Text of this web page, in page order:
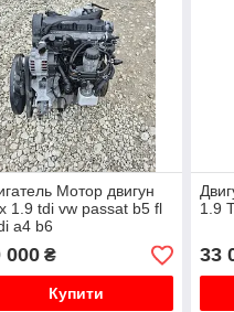
Мотор двигун
1.9 tdi vw passat b5 fl
a4 b6
000₴
Купити
1.9
33